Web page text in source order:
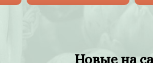
Новые на